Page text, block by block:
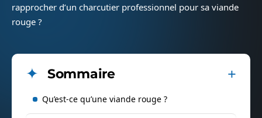
rapprocher d’un charcutier professionnel pour sa viande
rouge ?
Sommaire
Qu’est-ce qu’une viande rouge ?